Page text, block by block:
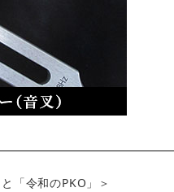
「令和のPKO」＞